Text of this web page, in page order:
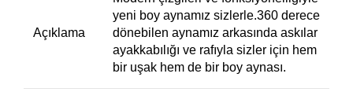
Açıklama
yeni boy aynamız sizlerle.360 derece
dönebilen aynamız arkasında askılar
ayakkabılığı ve rafıyla sizler için hem
bir uşak hem de bir boy aynası.